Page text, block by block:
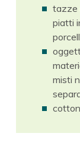
tazze
piatti
misti